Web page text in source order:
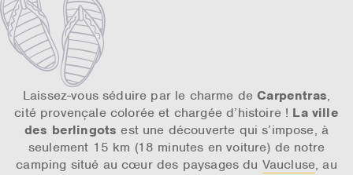
Laissez-vous séduire par le charme deCarpentras,
cité provençale colorée et chargée d’histoire ! La ville
des berlingots est une découverte qui s’impose, à
seulement 15 km (18 minutes en voiture) de notre
camping situé au cœur des paysages du Vaucluse, au